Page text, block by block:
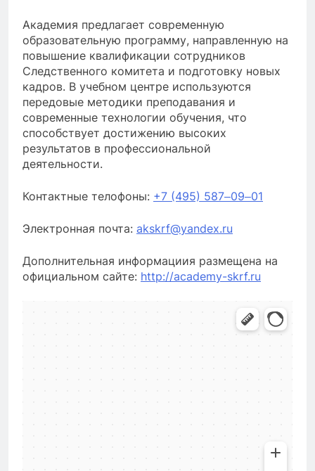
Академия предлагает современную
образовательную программу, направленную на
повышение квалификации сотрудников
Следственного комитета и подготовку новых
кадров. В учебном центре используются
передовые методики преподавания и
современные технологии обучения, что
способствует достижению высоких
результатов в профессиональной
деятельности.
Контактные телофоны: +7 (495) 587‒09‒01
Электронная почта: akskrf@yandex.ru
Дополнительная информациия размещена на
официальном сайте: http://academy-skrf.ru